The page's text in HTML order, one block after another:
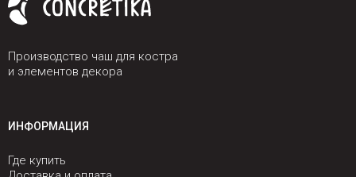
Производство чаш для костра
и элементов декора
ИНФОРМАЦИЯ
Где купить